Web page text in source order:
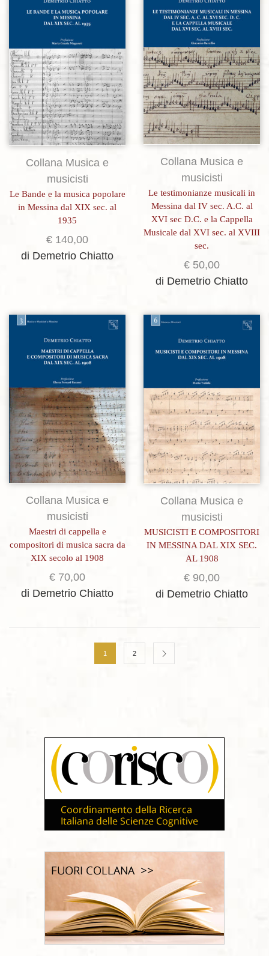
Aggiungi alla lista dei desideri
Collana Musica e
musicisti
Le Bande e la musica popolare
in Messina dal XIX sec. al
1935
€ 140,00
di Demetrio Chiatto
Aggiungi alla lista dei desideri
Collana Musica e
musicisti
Le testimonianze musicali in
Messina dal IV sec. A.C. al
XVI sec D.C. e la Cappella
Musicale dal XVI sec. al XVIII
sec.
€ 50,00
di Demetrio Chiatto
Aggiungi alla lista dei desideri
Collana Musica e
musicisti
Maestri di cappella e
compositori di musica sacra da
XIX secolo al 1908
€ 70,00
di Demetrio Chiatto
Aggiungi alla lista dei desideri
Collana Musica e
musicisti
MUSICISTI E COMPOSITORI
IN MESSINA DAL XIX SEC.
AL 1908
€ 90,00
di Demetrio Chiatto
1 2